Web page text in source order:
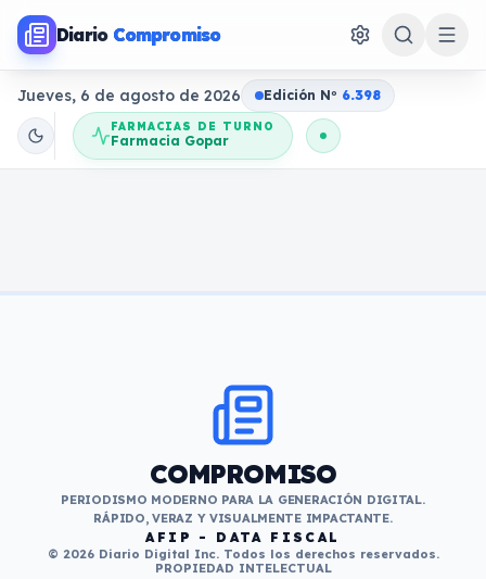
Diario Compromiso
Jueves, 6 de agosto de 2026 Edición No 6.398
FARMACIAS DE TURNO
Farmacia Gopar
COMPROMISO
PERIODISMO MODERNO PARA LA GENERACIÓN DIGITAL.
RÁPIDO, VERAZ Y VISUALMENTE IMPACTANTE.
AFIP - DATA FISCAL
© 2026 Diario Digital Inc. Todos los derechos reservados.
PROPIEDAD INTELECTUAL